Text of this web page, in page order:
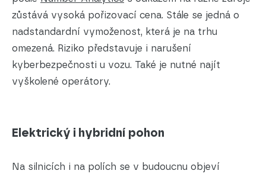
zůstává vysoká pořizovací cena. Stále se jedná o
nadstandardní vymoženost, která je na trhu
omezená. Riziko představuje i narušení
kyberbezpečnosti u vozu. Také je nutné najít
vyškolené operátory.
Elektrický i hybridní pohon
Na silnicích i na polích se v budoucnu objeví